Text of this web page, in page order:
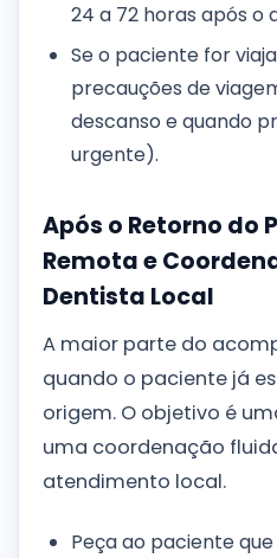
24 a 72 horas após o
Se o paciente for
precauções de
descanso e quando
urgente).
Após o Retorno do
Remota e
Dentista Local
A maior parte do
quando o paciente já
origem. O objetivo é
uma coordenação
atendimento local.
Peça ao paciente